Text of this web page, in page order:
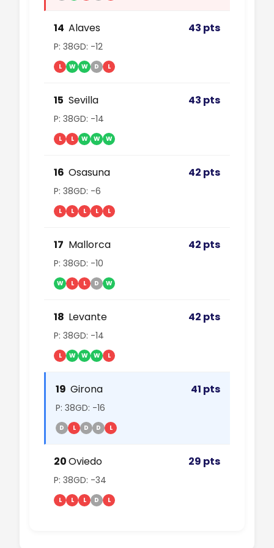
14 Alaves 43 pts
P: 38GD: -12
L W W D L
15 Sevilla 43 pts
P: 38GD: -14
L L W W W
16 Osasuna 42 pts
P: 38GD: -6
L L L L L
17 Mallorca 42 pts
P: 38GD: -10
W L L D W
18 Levante 42 pts
P: 38GD: -14
L W W W L
19 Girona 41 pts
P: 38GD: -16
D L D D L
20Oviedo 29 pts
P: 38GD: -34
L L L D L